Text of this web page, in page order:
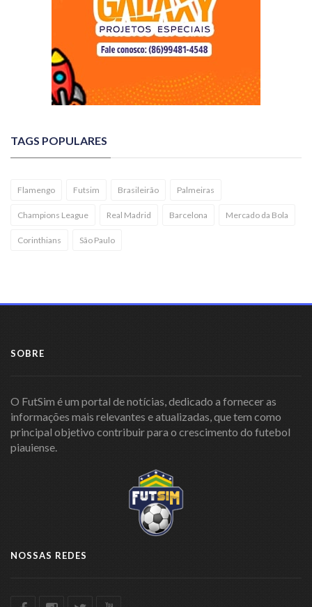
TAGS POPULARES
Flamengo Futsim Brasileirão Palmeiras
Champions League Real Madrid Barcelona Mercado da Bola
Corinthians São Paulo
SOBRE
O FutSim é um portal de notícias, dedicado a fornecer as
informações mais relevantes e atualizadas, que tem como
principal objetivo contribuir para o crescimento do futebol
piauiense.
NOSSAS REDES